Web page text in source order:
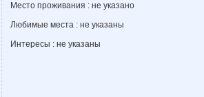
Место проживания : не указано
Любимые места : не указаны
Интересы : не указаны